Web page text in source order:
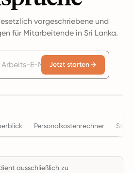
vorgeschriebene und
für Mitarbeitende in Sri Lanka.
Jetzt starten
Personalkostenrechner
ausschließlich zu